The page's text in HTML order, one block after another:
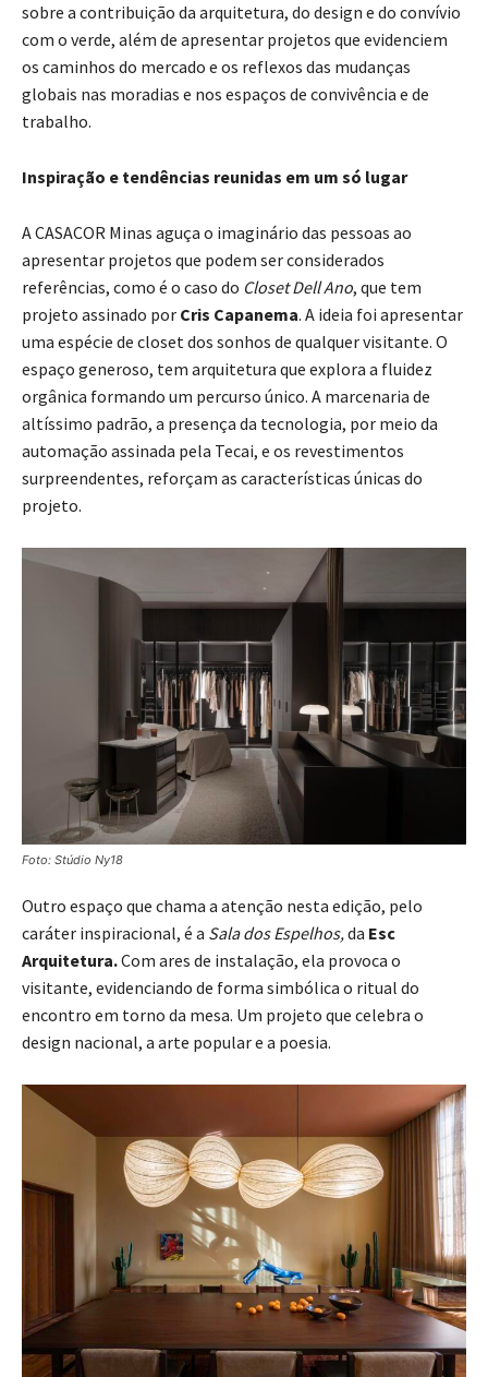
sobre a contribuição da arquitetura, do design e do convívio
com o verde, além de apresentar projetos que evidenciem
os caminhos do mercado e os reflexos das mudanças
globais nas moradias e nos espaços de convivência e de
trabalho.
Inspiração e tendências reunidas em um só lugar
A CASACOR Minas aguça o imaginário das pessoas ao
apresentar projetos que podem ser considerados
referências, como é o caso do Closet Dell Ano, que tem
projeto assinado por Cris Capanema. A ideia foi apresentar
uma espécie de closet dos sonhos de qualquer visitante. O
espaço generoso, tem arquitetura que explora a fluidez
orgânica formando um percurso único. A marcenaria de
altíssimo padrão, a presença da tecnologia, por meio da
automação assinada pela Tecai, e os revestimentos
surpreendentes, reforçam as características únicas do
projeto.
Foto: Stúdio Ny18
Outro espaço que chama a atenção nesta edição, pelo
caráter inspiracional, é a Sala dos Espelhos,da Esc
Arquitetura.Com ares de instalação, ela provoca o
visitante, evidenciando de forma simbólica o ritual do
encontro em torno da mesa. Um projeto que celebra o
design nacional, a arte popular e a poesia.